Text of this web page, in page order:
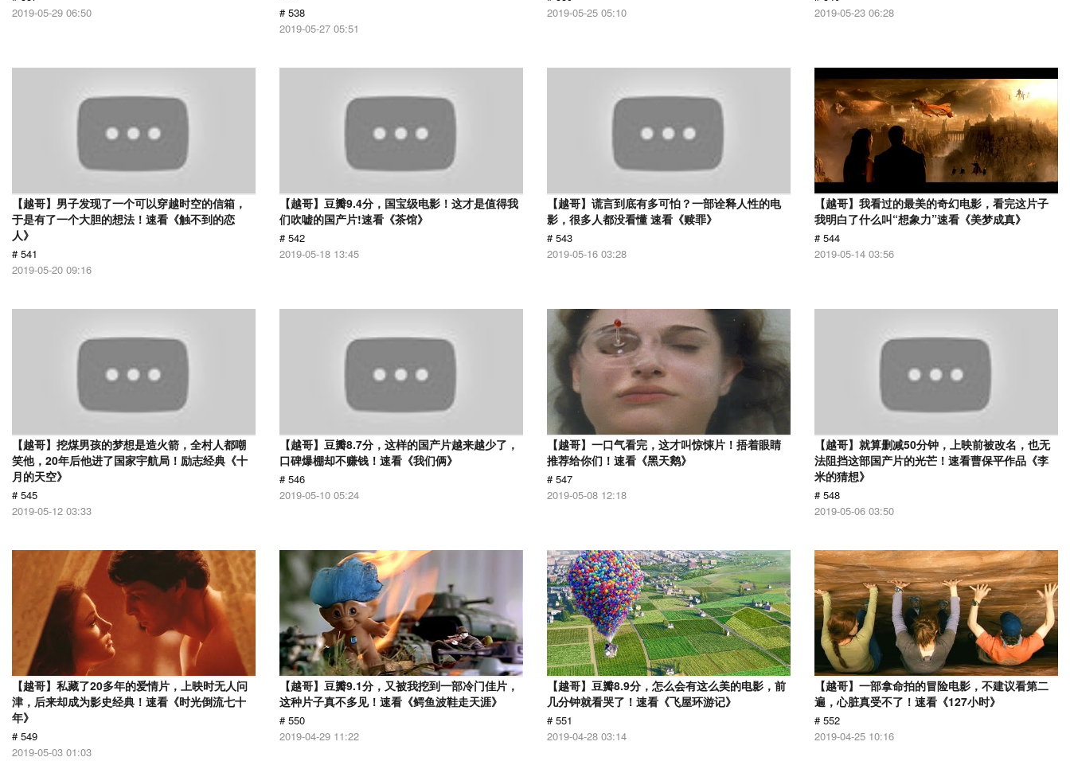
2019-05-29 06:50
# 538
2019-05-27 05:51
2019-05-25 05:10
2019-05-23 06:28
【越哥】男子发现了一个可以穿越时空的信箱，
于是有了一个大胆的想法！速看《触不到的恋
人》
# 541
2019-05-20 09:16
【越哥】豆瓣9.4分，国宝级电影！这才是值得我
们吹嘘的国产片!速看《茶馆》
# 542
2019-05-18 13:45
【越哥】谎言到底有多可怕？一部诠释人性的电
影，很多人都没看懂 速看《赎罪》
# 543
2019-05-16 03:28
【越哥】我看过的最美的奇幻电影，看完这片子
我明白了什么叫“想象力”速看《美梦成真》
# 544
2019-05-14 03:56
【越哥】挖煤男孩的梦想是造火箭，全村人都嘲
笑他，20年后他进了国家宇航局！励志经典《十
月的天空》
# 545
2019-05-12 03:33
【越哥】豆瓣8.7分，这样的国产片越来越少了，
口碑爆棚却不赚钱！速看《我们俩》
# 546
2019-05-10 05:24
【越哥】一口气看完，这才叫惊悚片！捂着眼睛
推荐给你们！速看《黑天鹅》
# 547
2019-05-08 12:18
【越哥】就算删减50分钟，上映前被改名，也无
法阻挡这部国产片的光芒！速看曹保平作品《李
米的猜想》
# 548
2019-05-06 03:50
【越哥】私藏了20多年的爱情片，上映时无人问
津，后来却成为影史经典！速看《时光倒流七十
年》
# 549
2019-05-03 01:03
【越哥】豆瓣9.1分，又被我挖到一部冷门佳片，
这种片子真不多见！速看《鳄鱼波鞋走天涯》
# 550
2019-04-29 11:22
【越哥】豆瓣8.9分，怎么会有这么美的电影，前
几分钟就看哭了！速看《飞屋环游记》
# 551
2019-04-28 03:14
【越哥】一部拿命拍的冒险电影，不建议看第二
遍，心脏真受不了！速看《127小时》
# 552
2019-04-25 10:16